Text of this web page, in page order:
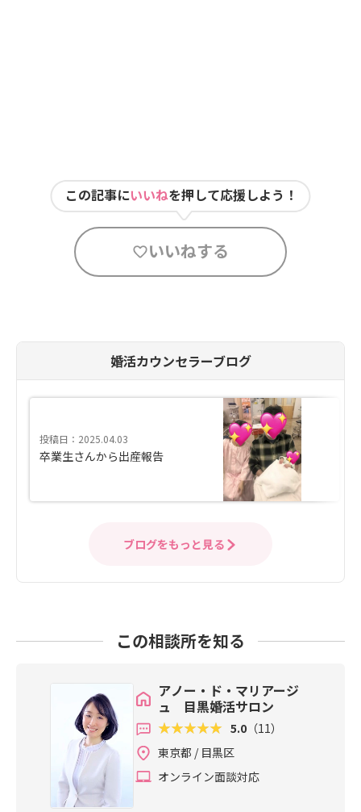
この記事にいいねを押して応援しよう！
いいねする
婚活カウンセラーブログ
投稿日：2025.04.03
卒業生さんから出産報告
ブログをもっと見る
この相談所を知る
アノー・ド・マリアージ
ュ 目黒婚活サロン
5.0 （11）
東京都 / 目黒区
オンライン面談対応